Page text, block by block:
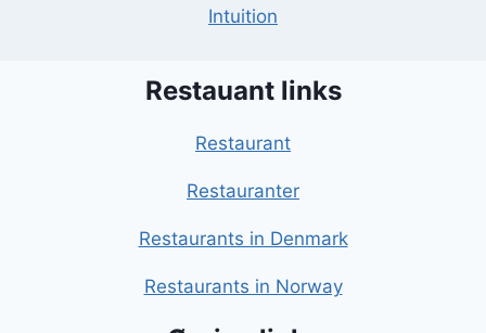
Intuition
Restauant links
Restaurant
Restauranter
Restaurants in Denmark
Restaurants in Norway